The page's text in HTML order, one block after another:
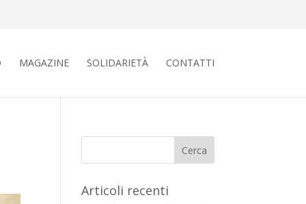
MAGAZINE SOLIDARIETÀ CONTATTI
Articoli recenti